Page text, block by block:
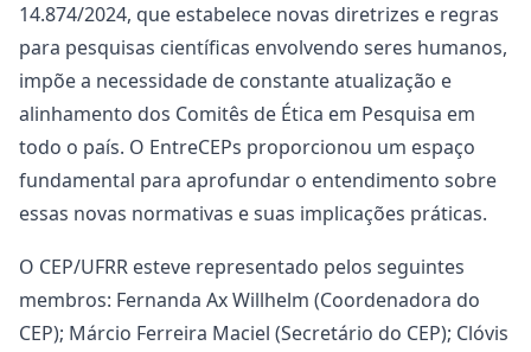
14.874/2024, que estabelece novas diretrizes e regras
para pesquisas científicas envolvendo seres humanos,
impõe a necessidade de constante atualização e
alinhamento dos Comitês de Ética em Pesquisa em
todo o país. O EntreCEPs proporcionou um espaço
fundamental para aprofundar o entendimento sobre
essas novas normativas e suas implicações práticas.
O CEP/UFRR esteve representado pelos seguintes
membros: Fernanda Ax Willhelm (Coordenadora do
CEP); Márcio Ferreira Maciel (Secretário do CEP); Clóvis